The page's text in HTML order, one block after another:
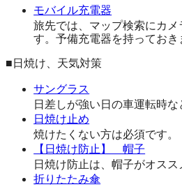
モバイル充電器
旅先では、マップ検索にカメ
す。予備充電器を持っておき
■日焼け、天気対策
サングラス
日差しが強い日の車運転時な
日焼け止め
焼けたくない方は必須です。
【日焼け防止】 帽子
日焼け防止は、帽子がオスス
折りたたみ傘